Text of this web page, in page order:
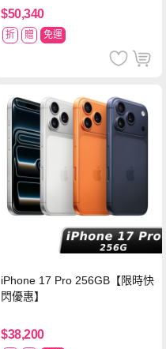
$50,340
折 贈 免運
iPhone 17 Pro 256GB【限時快
閃優惠】
$38,200